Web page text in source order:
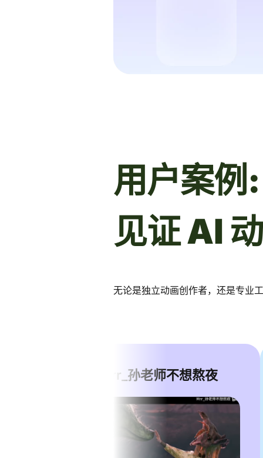
用户案例:
见证 AI
无论是独立动画创作者，还是专业
Mrr_孙老师不想熬夜